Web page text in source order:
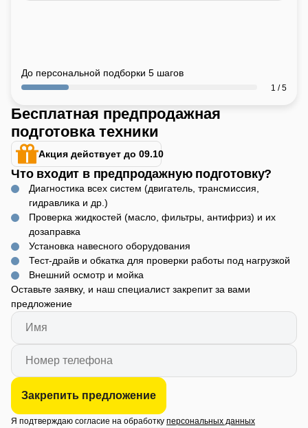
До персональной подборки 5 шагов
1 / 5
Бесплатная предпродажная
подготовка техники
Акция действует до 09.10
Что входит в предпродажную подготовку?
Диагностика всех систем (двигатель, трансмиссия,
гидравлика и др.)
Проверка жидкостей (масло, фильтры, антифриз) и их
дозаправка
Установка навесного оборудования
Тест-драйв и обкатка для проверки работы под нагрузкой
Внешний осмотр и мойка
Оставьте заявку, и наш специалист закрепит за вами
предложение
Закрепить предложение
Я подтверждаю согласие на обработку персональных данных